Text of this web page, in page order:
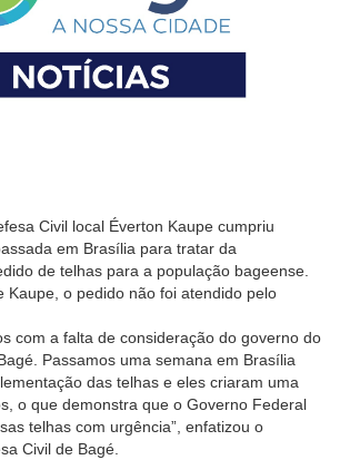
Civil local Éverton Kaupe cumpriu
em Brasília para tratar da
de telhas para a população bageense.
Kaupe, o pedido não foi atendido pelo
com a falta de consideração do governo do
Passamos uma semana em Brasília
das telhas e eles criaram uma
o que demonstra que o Governo Federal
telhas com urgência”, enfatizou o
Civil de Bagé.